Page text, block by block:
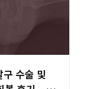
수술 및